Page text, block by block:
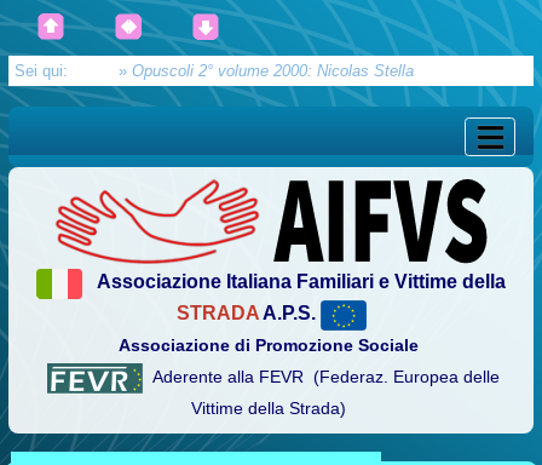
Sei qui: » Opuscoli 2° volume 2000: Nicolas Stella
Associazione Italiana Familiari e Vittime della
STRADAA.P.S.
Associazione di Promozione Sociale
Aderente alla FEVR (Federaz. Europea delle
Vittime della Strada)